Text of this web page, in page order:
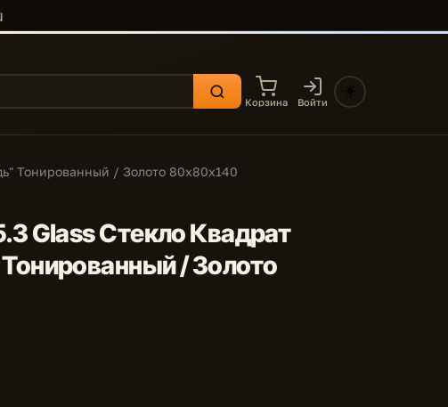
Корзина Войти
Тонированный / Золото 80x80x140
Glass Стекло Квадрат
/ Золото